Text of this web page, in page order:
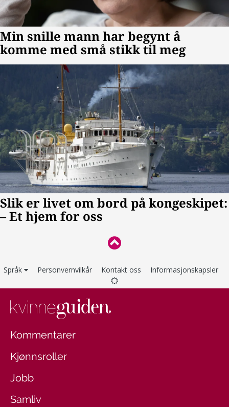
Språk Personvernvilkår Kontakt oss Informasjonskapsler
Kommentarer
Kjønnsroller
Jobb
Samliv